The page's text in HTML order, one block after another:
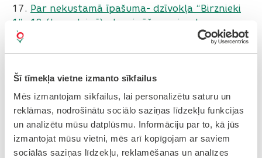
Šī tīmekļa vietne izmanto sīkfailus
Mēs izmantojam sīkfailus, lai personalizētu saturu un
reklāmas, nodrošinātu sociālo saziņas līdzekļu funkcijas
un analizētu mūsu datplūsmu. Informāciju par to, kā jūs
izmantojat mūsu vietni, mēs arī kopīgojam ar saviem
sociālās saziņas līdzekļu, reklamēšanas un analīzes
17. Par nekustamā īpašuma- dzīvokļa “Birznieki
1” -18 (Jaunolainē) atsavināšanas izsoles
rezultātu apstiprināšanu
(Pēterniekos) zemesgabala daļas apbūves tiesību
līguma slēgšanu
19.Par 2010.gada 28.decembra nekustamā
īpašuma “Robežnieki” (Pēterniekos) nomas līguma
pagarināšanu